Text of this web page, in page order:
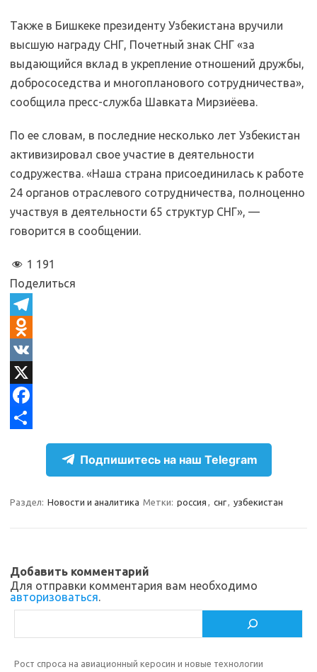
Также в Бишкеке президенту Узбекистана вручили
высшую награду СНГ, Почетный знак СНГ «за
выдающийся вклад в укрепление отношений дружбы,
добрососедства и многопланового сотрудничества»,
сообщила пресс-служба Шавката Мирзиёева.
По ее словам, в последние несколько лет Узбекистан
активизировал свое участие в деятельности
содружества. «Наша страна присоединилась к работе
24 органов отраслевого сотрудничества, полноценно
участвуя в деятельности 65 структур СНГ», —
говорится в сообщении.
1 191
Поделиться
T
e
e
g
O
d
n
o
s
i
k
V
KX
F
b
k
р
и
т
Подпишитесь на наш Telegram
Раздел: Новости и аналитика Метки: россия , снг, узбекистан
Добавить комментарий
Для отправки комментария вам необходимо
авторизоваться.
Рост спроса на авиационный керосин и новые технологии